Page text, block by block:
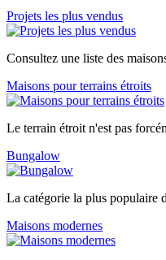
Projets les plus vendus
Consultez une liste des
Maisons pour terrains étroits
Le terrain étroit n'est pas
Bungalow
La catégorie la plus populaire
Maisons modernes